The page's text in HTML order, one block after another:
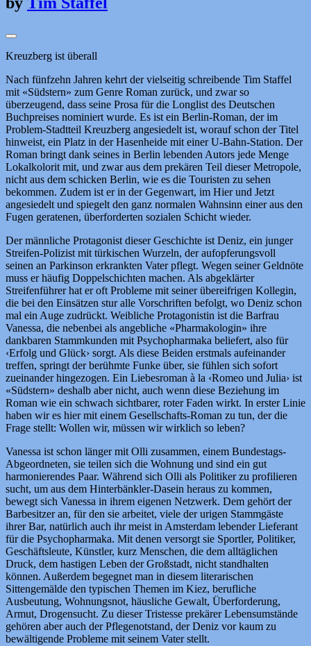
Kreuzberg ist überall
Nach fünfzehn Jahren kehrt der vielseitig schreibende Tim Staffel
mit «Südstern» zum Genre Roman zurück, und zwar so
überzeugend, dass seine Prosa für die Longlist des Deutschen
Buchpreises nominiert wurde. Es ist ein Berlin-Roman, der im
Problem-Stadtteil Kreuzberg angesiedelt ist, worauf schon der Titel
hinweist, ein Platz in der Hasenheide mit einer U-Bahn-Station. Der
Roman bringt dank seines in Berlin lebenden Autors jede Menge
Lokalkolorit mit, und zwar aus dem prekären Teil dieser Metropole,
nicht aus dem schicken Berlin, wie es die Touristen zu sehen
bekommen. Zudem ist er in der Gegenwart, im Hier und Jetzt
angesiedelt und spiegelt den ganz normalen Wahnsinn einer aus den
Fugen geratenen, überforderten sozialen Schicht wieder.
Der männliche Protagonist dieser Geschichte ist Deniz, ein junger
Streifen-Polizist mit türkischen Wurzeln, der aufopferungsvoll
seinen an Parkinson erkrankten Vater pflegt. Wegen seiner Geldnöte
muss er häufig Doppelschichten machen. Als abgeklärter
Streifenführer hat er oft Probleme mit seiner übereifrigen Kollegin,
die bei den Einsätzen stur alle Vorschriften befolgt, wo Deniz schon
mal ein Auge zudrückt. Weibliche Protagonistin ist die Barfrau
Vanessa, die nebenbei als angebliche «Pharmakologin» ihre
dankbaren Stammkunden mit Psychopharmaka beliefert, also für
‹Erfolg und Glück› sorgt. Als diese Beiden erstmals aufeinander
treffen, springt der berühmte Funke über, sie fühlen sich sofort
zueinander hingezogen. Ein Liebesroman à la ‹Romeo und Julia› ist
«Südstern» deshalb aber nicht, auch wenn diese Beziehung im
Roman wie ein schwach sichtbarer, roter Faden wirkt. In erster Linie
haben wir es hier mit einem Gesellschafts-Roman zu tun, der die
Frage stellt: Wollen wir, müssen wir wirklich so leben?
Vanessa ist schon länger mit Olli zusammen, einem Bundestags-
Abgeordneten, sie teilen sich die Wohnung und sind ein gut
harmonierendes Paar. Während sich Olli als Politiker zu profilieren
sucht, um aus dem Hinterbänkler-Dasein heraus zu kommen,
bewegt sich Vanessa in ihrem eigenen Netzwerk. Dem gehört der
Barbesitzer an, für den sie arbeitet, viele der urigen Stammgäste
ihrer Bar, natürlich auch ihr meist in Amsterdam lebender Lieferant
für die Psychopharmaka. Mit denen versorgt sie Sportler, Politiker,
Geschäftsleute, Künstler, kurz Menschen, die dem alltäglichen
Druck, dem hastigen Leben der Großstadt, nicht standhalten
können. Außerdem begegnet man in diesem literarischen
Sittengemälde den typischen Themen im Kiez, berufliche
Ausbeutung, Wohnungsnot, häusliche Gewalt, Überforderung,
Armut, Drogensucht. Zu dieser Tristesse prekärer Lebensumstände
gehören aber auch der Pflegenotstand, der Deniz vor kaum zu
bewältigende Probleme mit seinem Vater stellt.